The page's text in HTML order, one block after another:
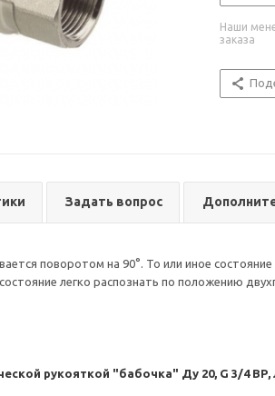
Наши
заказа
Задать вопрос
поворотом на 90°. То или иное
легко распознать по положению
рукояткой "бабочка" Ду 20, G 3/4 ВР,